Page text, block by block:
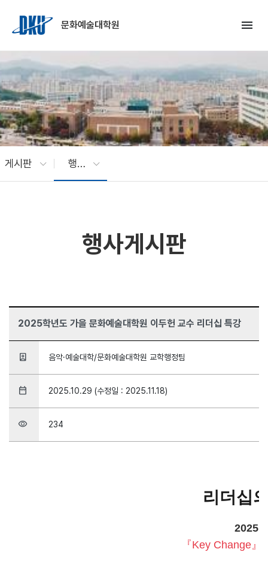
문화예술대학원
menu
게시판 행사게시판
행사게시판
2025학년도 가을 문화예술대학원 이두헌 교수 리더십 특강
person_book 음악·예술대학/문화예술대학원 교학행정팀
date_range 2025.10.29 (수정일 : 2025.11.18)
visibility 234
리더십
『Key Change』